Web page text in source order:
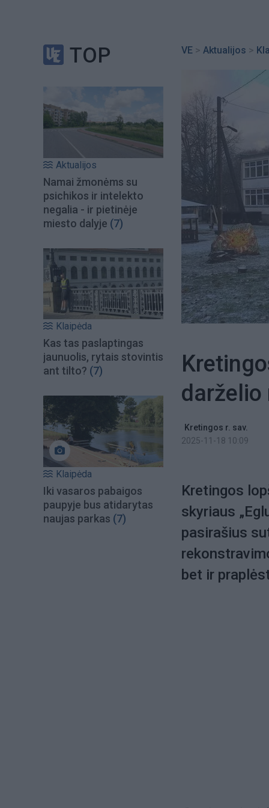
TOP
Aktualijos
Namai žmonėms su
psichikos ir intelekto
negalia - ir pietinėje
miesto dalyje (7)
Klaipėda
Kas tas paslaptingas
jaunuolis, rytais stovintis
ant tilto? (7)
Klaipėda
Iki vasaros pabaigos
paupyje bus atidarytas
naujas parkas (7)
VE > Aktualijos >
darželio
Kretingos r. sav.
2025-11-18 10:09
Kretingos
skyriaus
pasirašius
bet ir